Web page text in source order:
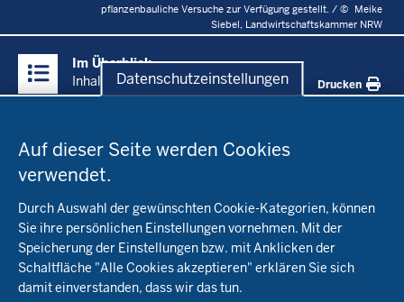
Datenschutzeinstellungen
Auf dieser Seite werden Cookies
verwendet.
Durch Auswahl der gewünschten Cookie-Kategorien, können
Sie ihre persönlichen Einstellungen vornehmen. Mit der
Speicherung der Einstellungen bzw. mit Anklicken der
Schaltfläche "Alle Cookies akzeptieren" erklären Sie sich
damit einverstanden, dass wir das tun.
pflanzenbauliche Versuche zur Verfügung gestellt. /© Meike
Siebel, Landwirtschaftskammer NRW
Inhalte
Im Überblick
Inhalt
Drucken
in
der
Fachinfo
Öko-Modellregionen NRW
Pflanzenbau
Tierhaltung
Markt
Beratung
Landwirtschaftskammer NRW
Versuche